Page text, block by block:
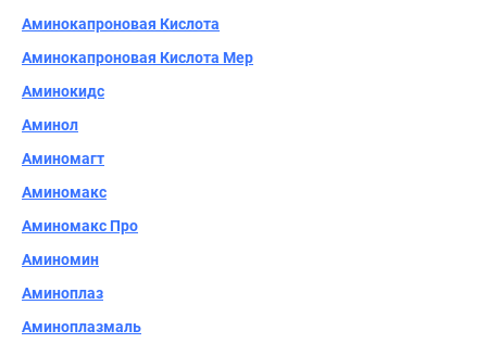
Аминокапроновая Кислота
Аминокапроновая Кислота Mер
Аминокидс
Аминол
Аминомагт
Аминомакс
Аминомакс Про
Аминомин
Аминоплаз
Аминоплазмаль